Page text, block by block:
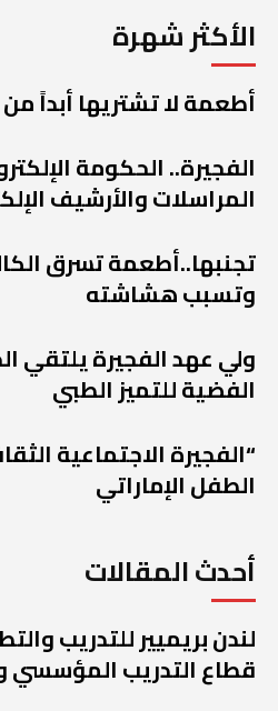
الأكثر شهرة
أطعمة لا تشتريها أبداً
الفجيرة.. الحكومة
المراسلات والأرشيف
تجنبها..أطعمة تسرق
وتسبب هشاشته
ولي عهد الفجيرة يلتقي
الفضية للتميز الطبي
“الفجيرة الاجتماعية
الطفل الإماراتي
أحدث المقالات
لندن بريميير للتدريب
قطاع التدريب المؤسسي